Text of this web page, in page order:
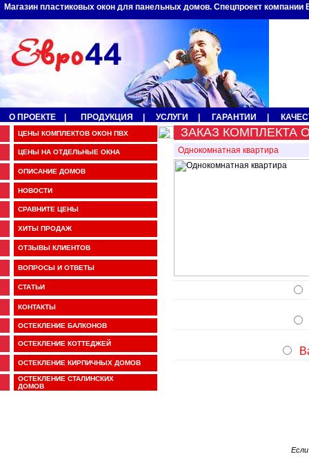
Магазин пластиковых окон для панельных домов. Спецпроект компании
О ПРОЕКТЕ ПРОДУКЦИЯ УСЛУГИ ГАРАНТИИ
ЦЕНЫ КОМПЛЕКТОВ ОКОН ПВХ
ЦЕНЫ НА ОТДЕЛЬНЫЕ ОКНА
ОПИСАНИЕ ДОМОВ
НОВОСТИ
СРАВНИТЕ ЦЕНЫ
ХИТЫ ПРОДАЖ
ОТЗЫВЫ КЛИЕНТОВ
ВОПРОСЫ И ОТВЕТЫ
СТАТЬИ
КОНТАКТЫ
ОСТЕКЛЕНИЕ БАЛКОНОВ
ОСТЕКЛЕНИЕ КОТТЕДЖЕЙ
ОСТЕКЛЕНИЕ КИРПИЧНЫХ ДОМОВ
ОСТЕКЛЕНИЕ СТАЛИНСКИХ
ДОМОВ
ЗАКАЗ КОМПЛЕКТА
Однокомнатная квартира